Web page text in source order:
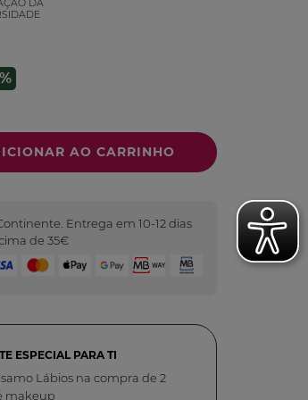
DA
Entrega em 10-12 dias
de 35€
ESPECIAL PARA TI
Lábios na compra de 2
makeup